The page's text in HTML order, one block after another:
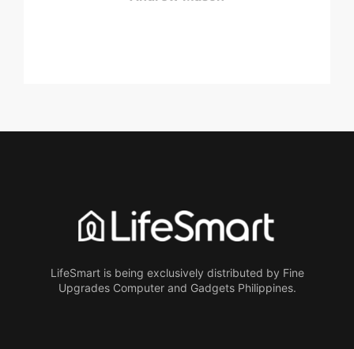
LifeSmart is being exclusively distributed by Fine
Upgrades Computer and Gadgets Philippines.